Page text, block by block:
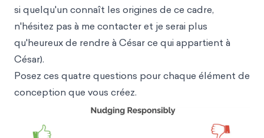
si quelqu'un connaît les origines de ce cadre,
n'hésitez pas à me contacter et je serai plus
qu'heureux de rendre à César ce qui appartient à
César).
Posez ces quatre questions pour chaque élément de
conception que vous créez.